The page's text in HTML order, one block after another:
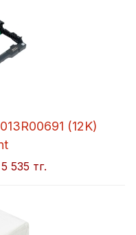
(12K)
5 535 тг.